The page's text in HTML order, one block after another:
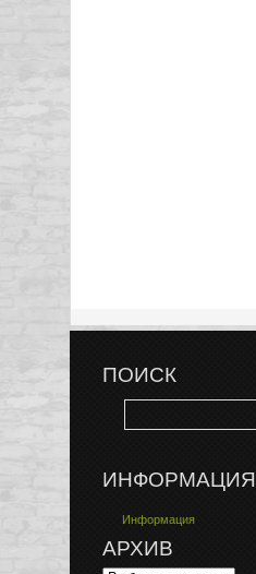
ПОИСК
ИНФОРМАЦИЯ
Информация
АРХИВ